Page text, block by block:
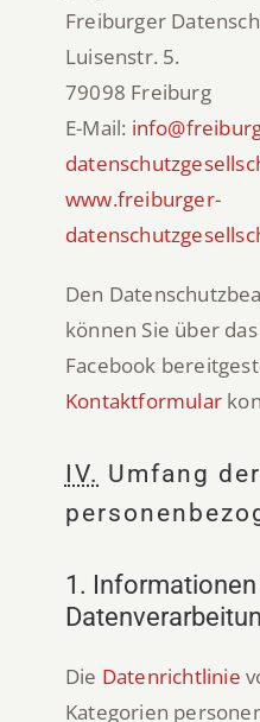
Freiburger
Luisenstr. 5.
79098 Freiburg
E-Mail:
www.freiburger-
Den
können Sie über
Facebook
Kontaktformular
IV. Umfang
1.
Die Datenrichtlinie
Kategorien